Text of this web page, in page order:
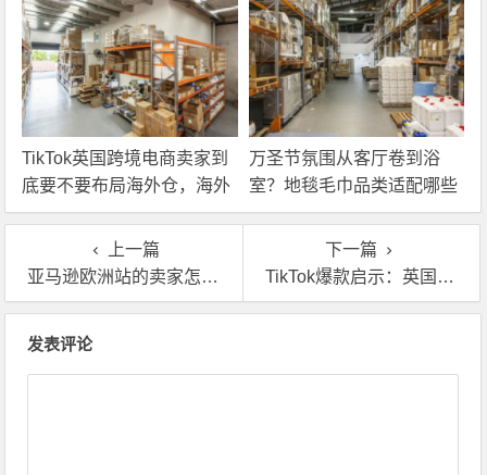
TikTok英国跨境电商卖家到
底要不要布局海外仓，海外
仓优势分析！
万圣节氛围从客厅卷到浴
室？地毯毛巾品类适配哪些
海外仓服务？
上一篇
亚马逊欧洲站的卖家怎么用好欧洲海外仓FBA服务？
下一篇
TikTok爆款启示：英国海外仓真的很重要！
发表评论